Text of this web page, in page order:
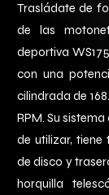
Trasládate de
de las
deportiva
con una
cilindrada de
RPM. Su
de utilizar, tiene
de disco y
horquilla